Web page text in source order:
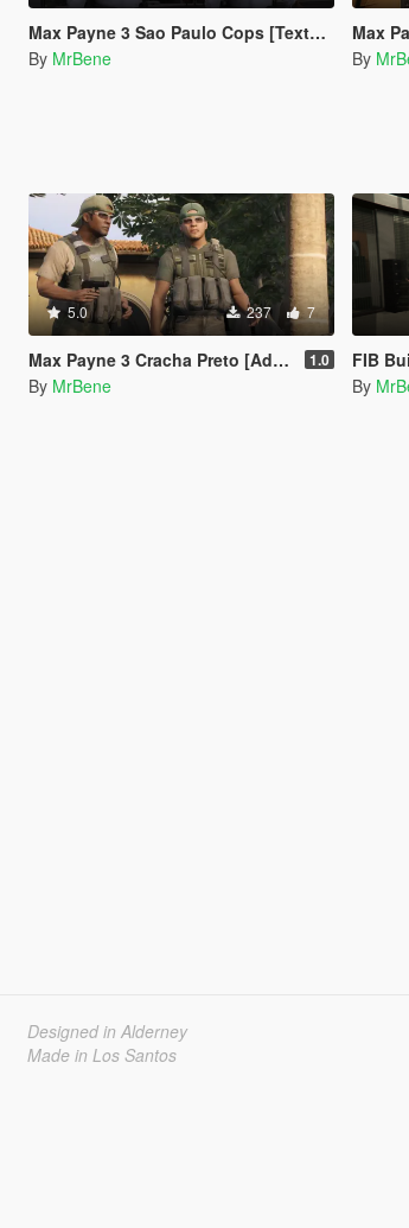
Max Payne 3 Sao Paulo Cops [Texture Replacement]
By MrBene
Max
By
5.0 237 7
Max Payne 3 Cracha Preto [Add-On Ped] 1.0
By MrBene
FIB
By
Designed in Alderney
Made in Los Santos